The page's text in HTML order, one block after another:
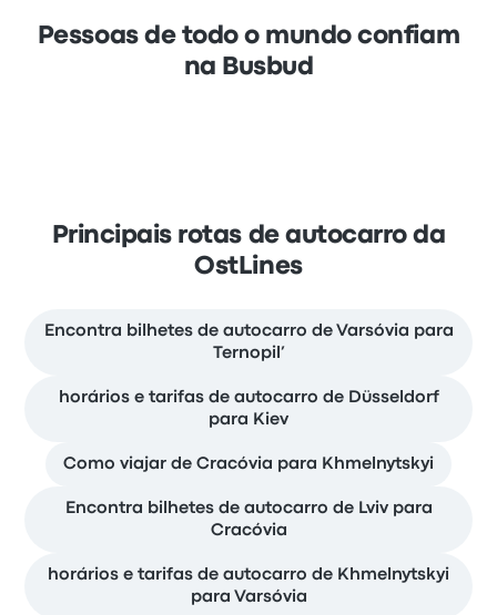
Pessoas de todo o mundo confiam
na Busbud
Principais rotas de autocarro da
OstLines
Encontra bilhetes de autocarro de Varsóvia para
Ternopil’
horários e tarifas de autocarro de Düsseldorf
para Kiev
Como viajar de Cracóvia para Khmelnytskyi
Encontra bilhetes de autocarro de Lviv para
Cracóvia
horários e tarifas de autocarro de Khmelnytskyi
para Varsóvia